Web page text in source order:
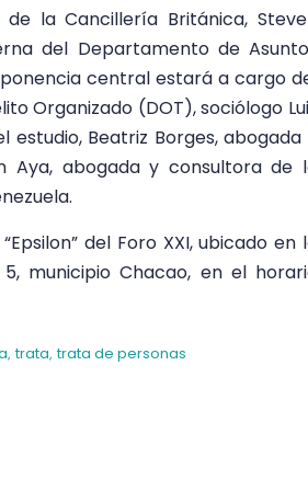
la Cancillería Británica,
del Departamento de
central estará a cargo
Organizado (DOT), sociólogo
Beatriz Borges, abogada
Aya, abogada y consultora de
del Foro XXI, ubicado en
municipio Chacao, en el
,trata,trata de personas